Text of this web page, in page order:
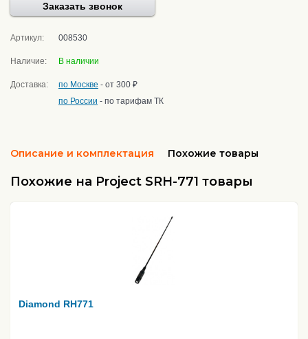
Заказать звонок
Артикул: 008530
Наличие: В наличии
Доставка: по Москве - от 300 ₽
по России - по тарифам ТК
Описание и комплектация Похожие товары
Похожие на Project SRH-771 товары
Diamond RH771